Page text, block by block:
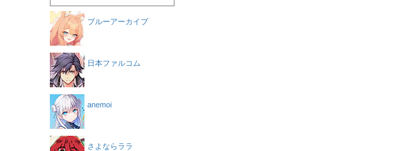
ブルーアーカイブ
日本ファルコム
anemoi
さよならララ